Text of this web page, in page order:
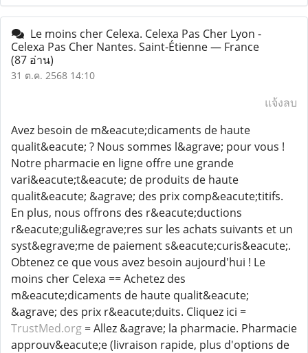
Le moins cher Celexa. Celexa Pas Cher Lyon -
Celexa Pas Cher Nantes. Saint-Étienne — France
(87 อ่าน)
31 ต.ค. 2568 14:10
แจ้งลบ
Avez besoin de m&eacute;dicaments de haute
qualit&eacute; ? Nous sommes l&agrave; pour vous !
Notre pharmacie en ligne offre une grande
vari&eacute;t&eacute; de produits de haute
qualit&eacute; &agrave; des prix comp&eacute;titifs.
En plus, nous offrons des r&eacute;ductions
r&eacute;guli&egrave;res sur les achats suivants et un
syst&egrave;me de paiement s&eacute;curis&eacute;.
Obtenez ce que vous avez besoin aujourd'hui ! Le
moins cher Celexa == Achetez des
m&eacute;dicaments de haute qualit&eacute;
&agrave; des prix r&eacute;duits. Cliquez ici =
TrustMed.org = Allez &agrave; la pharmacie. Pharmacie
approuv&eacute;e (livraison rapide, plus d'options de